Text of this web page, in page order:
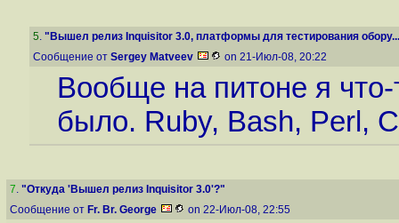
5. "Вышел релиз Inquisitor 3.0, платформы для тестирования
Сообщение от Sergey Matveev on 21-Июл-08, 20:22
Вообще на питоне я
было. Ruby, Bash, Perl,
7. "Откуда 'Вышел релиз Inquisitor 3.0'?"
Сообщение от Fr. Br. George on 22-Июл-08, 22:55